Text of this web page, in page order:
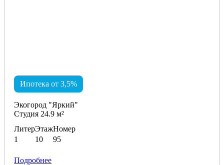
Ипотека от 3,5%
Экогород "Яркий"
Студия 24.9 м²
Литер
1
Этаж
10
Номер
95
Подробнее